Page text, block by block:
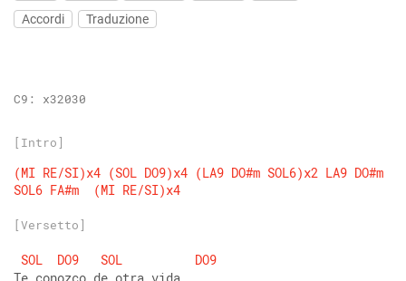
Accordi
Traduzione
C9: x32030
[Intro]
(MI RE/SI)x4 (SOL DO9)x4 (LA9 DO#m SOL6)x2 LA9 DO#m
SOL6 FA#m (MI RE/SI)x4
[Versetto]
SOL DO9 SOL
DO9